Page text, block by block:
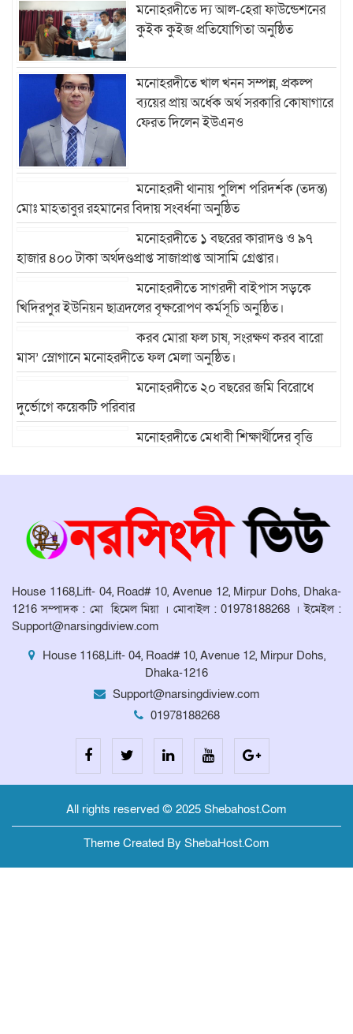
মনোহরদীতে দ্য আল-হেরা ফাউন্ডেশনের
কুইক কুইজ প্রতিযোগিতা অনুষ্ঠিত
মনোহরদীতে খাল খনন সম্পন্ন, প্রকল্প
ব্যয়ের প্রায় অর্ধেক অর্থ সরকারি কোষাগারে
ফেরত দিলেন ইউএনও
মনোহরদী থানায় পুলিশ পরিদর্শক (তদন্ত)
মোঃ মাহতাবুর রহমানের বিদায় সংবর্ধনা অনুষ্ঠিত
মনোহরদীতে ১ বছরের কারাদণ্ড ও ৯৭
হাজার ৪০০ টাকা অর্থদণ্ডপ্রাপ্ত সাজাপ্রাপ্ত আসামি গ্রেপ্তার।
মনোহরদীতে সাগরদী বাইপাস সড়কে
খিদিরপুর ইউনিয়ন ছাত্রদলের বৃক্ষরোপণ কর্মসূচি অনুষ্ঠিত।
করব মোরা ফল চাষ, সংরক্ষণ করব বারো
মাস’ স্লোগানে মনোহরদীতে ফল মেলা অনুষ্ঠিত।
মনোহরদীতে ২০ বছরের জমি বিরোধে
দুর্ভোগে কয়েকটি পরিবার
মনোহরদীতে মেধাবী শিক্ষার্থীদের বৃত্তি
মানুষের সংবাদ প্রকাশের জেরে সাংবাদিক
লাঞ্ছিতের অভিযোগ।
মনোহরদীতে উপজেলা দুর্যোগ ব্যবস্থাপনা
House 1168,Lift- 04, Road# 10, Avenue 12, Mirpur Dohs, Dhaka-
1216 সম্পাদক : মো হিমেল মিয়া । মোবাইল : 01978188268 । ইমেইল :
Support@narsingdiview.com
House 1168,Lift- 04, Road# 10, Avenue 12, Mirpur Dohs,
Dhaka-1216
Support@narsingdiview.com
01978188268
All rights reserved © 2025 Shebahost.Com
Theme Created By ShebaHost.Com